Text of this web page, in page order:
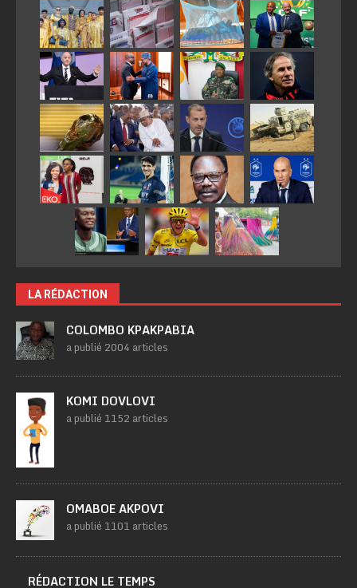
LA RÉDACTION
COLOMBO KPAKPABIA
a publié 2004 articles
KOMI DOVLOVI
a publié 1152 articles
OMABOE AKPOVI
a publié 1101 articles
RÉDACTION LE TEMPS